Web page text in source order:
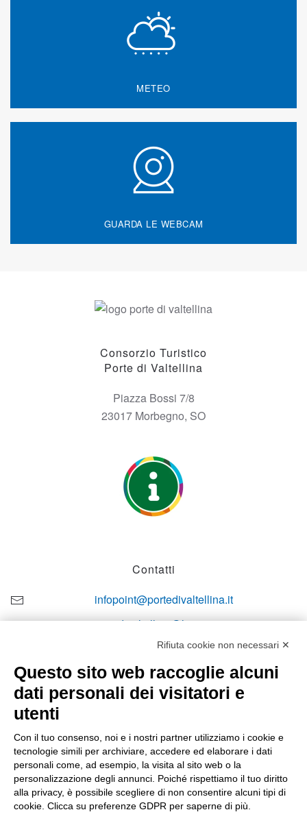
METEO
GUARDA LE WEBCAM
Consorzio Turistico
Porte di Valtellina
Piazza Bossi 7/8
23017 Morbegno, SO
Contatti
infopoint@portedivaltellina.it
portedivaltellina@lamiapec.it
+39 0342 601140
Lun-ven
08:00 – 12:10 / 14:00 – 18:10
Sabato
Rifiuta cookie non necessari ✕
Questo sito web raccoglie alcuni
dati personali dei visitatori e
utenti
Con il tuo consenso, noi e i nostri partner utilizziamo i cookie e
tecnologie simili per archiviare, accedere ed elaborare i dati
personali come, ad esempio, la visita al sito web o la
personalizzazione degli annunci. Poiché rispettiamo il tuo diritto
alla privacy, è possibile scegliere di non consentire alcuni tipi di
cookie. Clicca su preferenze GDPR per saperne di più.